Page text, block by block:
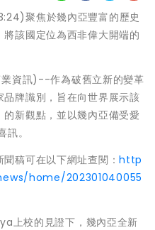
聚焦於幾內亞豐富的歷史
該國定位為西非偉大開端的
資訊)--作為破舊立新的變革
牌識別，旨在向世界展示該
新觀點，並以幾內亞備受愛
。
稿可在以下網址查閱：http
home/202301040055
校的見證下，幾內亞全新